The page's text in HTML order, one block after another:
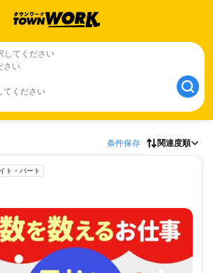
してください
さい
てください
条件保存 関連度順
ト・パート